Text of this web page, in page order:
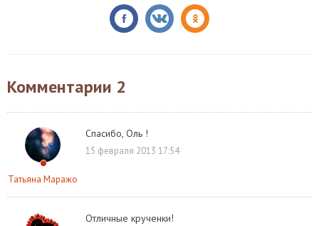
Комментарии 2
Татьяна Маражо
Спасибо, Оль !
15 февраля 2013 17:54
Отличные крученки!